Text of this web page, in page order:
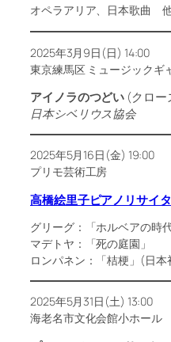
オペラアリア、日本歌曲
2025年3月9日(日) 14:00
東京練馬区 ミュージックギ
アイノラのつどい (クロー
日本シベリウス協会
2025年5月16日(金) 19:00
プリモ芸術工房
高橋絵里子ピアノリサイ
グリーグ：「ホルベアの時代
マデトヤ：「死の庭園」
ロンパネン：「桔梗」(
2025年5月31日(土) 13:00
海老名市文化会館小ホール